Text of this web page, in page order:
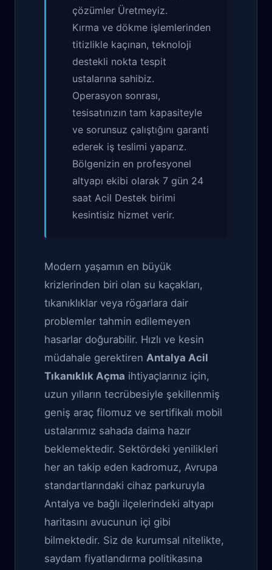
çözümler Üretmeyiz.
Kırma ve dökme işlemlerinden
titizlikle kaçınan, teknoloji
destekli nokta tespit
ustalarına sahibiz.
Operasyon sonrası,
tesisatınızın tam kapasiteyle
ve sorunsuz çalıştığını garanti
ederek iş teslimi yaparız.
Bölgenizin en profesyonel
altyapı ekibi olarak 7 gün 24
saat Acil Destek birimi
kesintisiz hizmet verir.
Modern yaşamın en büyük
krizlerinden biri olan su kaçakları,
tıkanıklıklar veya rögarlara dair
problemler tahmin edilemeyen
hasarlar doğurabilir. Hızlı ve kesin
müdahale gerektiren Antalya Acil
Tıkanıklık Açma ihtiyaçlarınız için,
uzun yılların tecrübesiyle şekillenmiş
geniş araç filomuz ve sertifikalı mobil
ustalarımız sahada daima hazır
beklemektedir. Sektördeki yenilikleri
her an takip eden kadromuz, Avrupa
standartlarındaki cihaz parkuruyla
Antalya ve bağlı ilçelerindeki altyapı
haritasını avucunun içi gibi
bilmektedir. Siz de kurumsal nitelikte,
saydam fiyatlandırma politikasına